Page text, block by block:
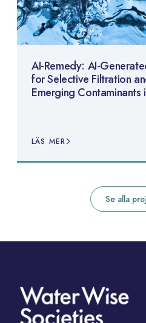
AI-Remedy: AI-
for Selective Filtration
Emerging Contaminants
LÄS MER
Se alla